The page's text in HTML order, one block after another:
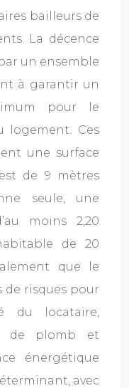
bailleurs de
La décence
un ensemble
à garantir un
pour le
logement. Ces
une surface
de 9 mètres
seule, une
moins 2,20
de 20
que le
de risques pour
du locataire,
de plomb et
énergétique
avec